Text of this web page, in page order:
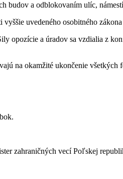
budov a odblokovaním ulíc,
uvedeného osobitného
opozície a úradov sa vzdialia z
na okamžité ukončenie všetkých
zahraničných vecí Poľskej